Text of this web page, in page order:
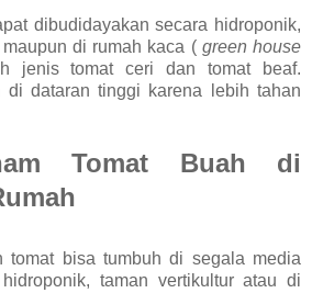
dibudidayakan secara hidroponik,
di rumah kaca (green house
jenis tomat ceri dan tomat beaf.
di dataran tinggi karena lebih tahan
Tomat Buah di
tomat bisa tumbuh di segala media
taman vertikultur atau di